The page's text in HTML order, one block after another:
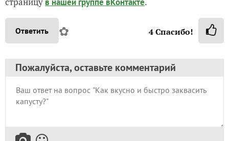
Ответить ✿ 4Спасибо!
Пожалуйста, оставьте комментарий